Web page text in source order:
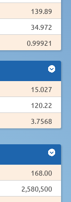
139.89
34.972
0.99921
15.027
120.22
3.7568
168.00
2,580,500